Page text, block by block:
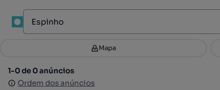
Filtros 3
1-0 de 0 anúncios
Ordem dos anúncios
Mapa
1-0 de 0 anúncios
Ordem dos anúncios